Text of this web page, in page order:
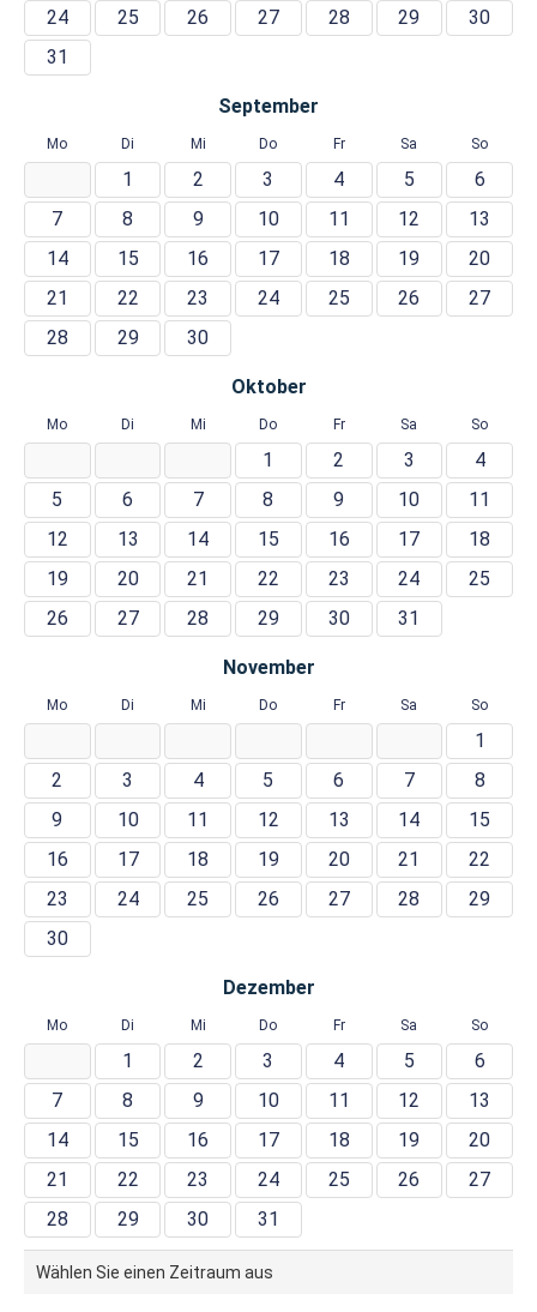
24
25 26 27 28 29
30
31
September
Mo Di Mi Do Fr Sa So
1 2 3 4 5
6
7
8 9 10 11 12
13
14
15 16 17 18 19
20
21
22 23 24 25 26
27
28
29 30
Oktober
Mo Di Mi Do Fr Sa So
1 2 3
4
5
6 7 8 9 10
11
12
13 14 15 16 17
18
19
20 21 22 23 24
25
26
27 28 29 30 31
November
Mo Di Mi Do Fr Sa So
1
2
3 4 5 6 7
8
9
10 11 12 13 14
15
16
17 18 19 20 21
22
23
24 25 26 27 28
29
30
Dezember
Mo Di Mi Do Fr Sa So
1 2 3 4 5
6
7
8 9 10 11 12
13
14
15 16 17 18 19
20
21
22 23 24 25 26
27
28
29 30 31
Wählen Sie einen Zeitraum aus